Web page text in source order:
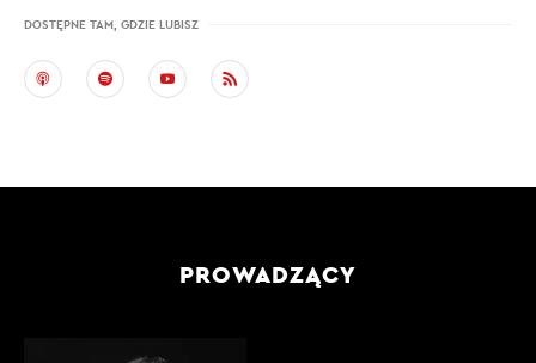
DOSTĘPNE TAM, GDZIE LUBISZ
PROWADZĄCY